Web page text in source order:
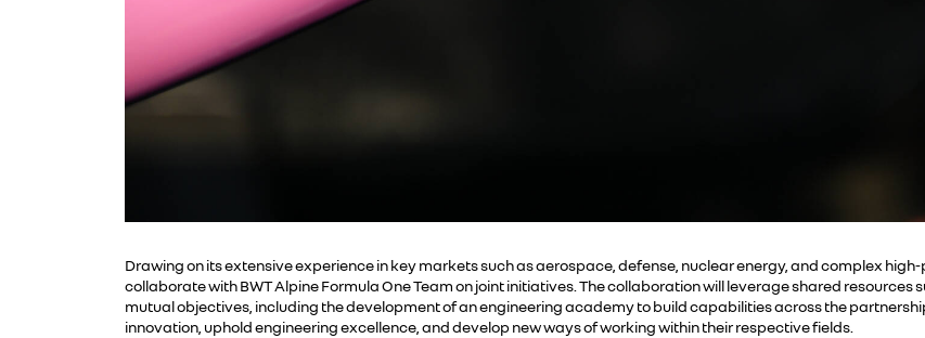
Drawing on its extensive experience in key markets such as aerospace, defense, nuclear energy, and complex
collaborate with BWT Alpine Formula One Team on joint initiatives. The collaboration will leverage shared
mutual objectives, including the development of an engineering academy to build capabilities across the
innovation, uphold engineering excellence, and develop new ways of working within their respective fields.